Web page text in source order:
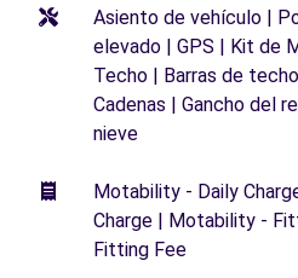
Asiento de vehículo |
elevado | GPS | Kit de
Techo | Barras de
Cadenas | Gancho del
nieve
Motability - Daily
Charge | Motability -
Fitting Fee